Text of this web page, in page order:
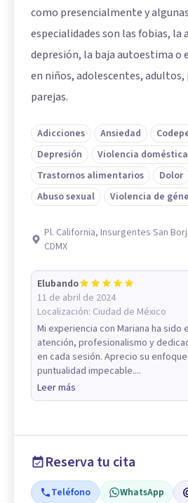
como presencialmente y
especialidades son las fobias, la
depresión, la baja autoestima o
en niños, adolescentes, adultos,
parejas.
Adicciones Ansiedad
Depresión
Violencia doméstica
Trastornos alimentarios
Dolor
Abuso sexual
Violencia de
Pl. California, Insurgentes San
CDMX
Elubando
11 de abril de 2024
Localización: Ciudad de México
Mi experiencia con Mariana ha sido
atención, profesionalismo y
en cada sesión. Aprecio su
puntualidad impecable....
Leer más
Reserva tu cita
Teléfono WhatsApp